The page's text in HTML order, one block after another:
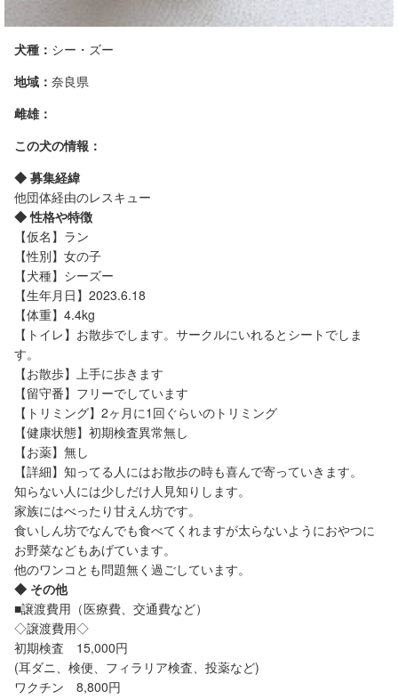
犬種： シー・ズー
地域：奈良県
雌雄：
この犬の情報：
◆ 募集経緯
他団体経由のレスキュー
◆ 性格や特徴
【仮名】ラン
【性別】女の子
【犬種】シーズー
【生年月日】2023.6.18
【体重】4.4kg
【トイレ】お散歩でします。サークルにいれるとシートでしま
す。
【お散歩】上手に歩きます
【留守番】フリーでしています
【トリミング】2ヶ月に1回ぐらいのトリミング
【健康状態】初期検査異常無し
【お薬】無し
【詳細】知ってる人にはお散歩の時も喜んで寄っていきます。
知らない人には少しだけ人見知りします。
家族にはべったり甘えん坊です。
食いしん坊でなんでも食べてくれますが太らないようにおやつに
お野菜などもあげています。
他のワンコとも問題無く過ごしています。
◆ その他
■譲渡費用（医療費、交通費など）
◇譲渡費用◇
初期検査 15,000円
(耳ダニ、検便、フィラリア検査、投薬など)
ワクチン 8,800円